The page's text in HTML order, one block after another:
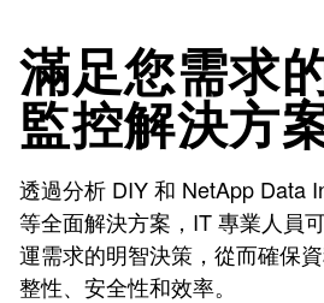
滿足您需求
監控解決方
透過分析 DIY 和 NetApp Data
等全面解決方案，IT 專業人員
運需求的明智決策，從而確保
整性、安全性和效率。